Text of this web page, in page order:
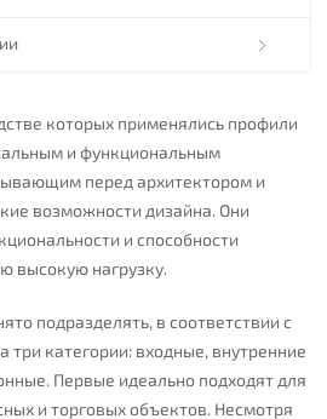
которых применялись профили
и функциональным
перед архитектором и
возможности дизайна. Они
и способности
высокую нагрузку.
подразделять, в соответствии с
три категории: входные, внутренние
Первые идеально подходят для
и торговых объектов. Несмотря